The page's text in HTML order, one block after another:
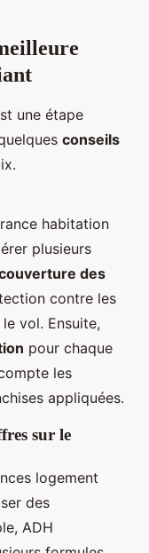
une étape
conseils
habitation
plusieurs
des
contre les
vol. Ensuite,
pour chaque
les
appliquées.
sur le
logement
des
ADH